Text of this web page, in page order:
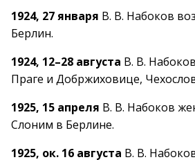
1924, 27 января В. В. Набоков
Берлин.
1924, 12–28 августа В. В.
Праге и Добржиховице,
1925, 15 апреля В. В. Набоков
Слоним в Берлине.
1925, ок. 16 августа В. В.